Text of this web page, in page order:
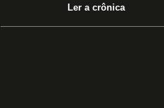
Ler a crônica